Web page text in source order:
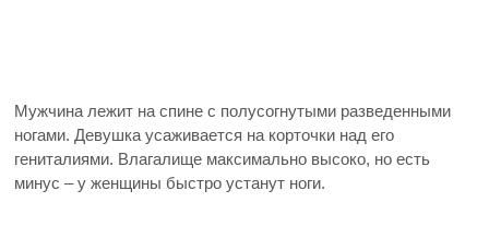
Мужчина лежит на спине с полусогнутыми разведенными
ногами. Девушка усаживается на корточки над его
гениталиями. Влагалище максимально высоко, но есть
минус – у женщины быстро устанут ноги.